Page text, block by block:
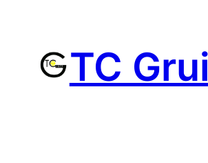
springen
TC